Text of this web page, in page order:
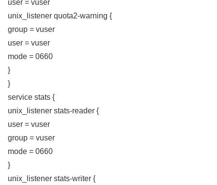
user = vuser
unix_listener quota2-warning {
group = vuser
user = vuser
mode = 0660
}
}
service stats {
unix_listener stats-reader {
user = vuser
group = vuser
mode = 0660
}
unix_listener stats-writer {